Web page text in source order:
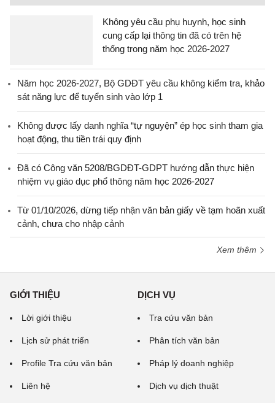
Không yêu cầu phụ huynh, học sinh
cung cấp lại thông tin đã có trên hệ
thống trong năm học 2026-2027
Năm học 2026-2027, Bộ GDĐT yêu cầu không kiểm tra, khảo
sát năng lực để tuyển sinh vào lớp 1
Không được lấy danh nghĩa “tự nguyện” ép học sinh tham gia
hoạt động, thu tiền trái quy định
Đã có Công văn 5208/BGDĐT-GDPT hướng dẫn thực hiện
nhiệm vụ giáo dục phổ thông năm học 2026-2027
Từ 01/10/2026, dừng tiếp nhận văn bản giấy về tạm hoãn xuất
cảnh, chưa cho nhập cảnh
Xem thêm
GIỚI THIỆU
Lời giới thiệu
Lịch sử phát triển
Profile Tra cứu văn bản
Liên hệ
DỊCH VỤ
Tra cứu văn bản
Phân tích văn bản
Pháp lý doanh nghiệp
Dịch vụ dịch thuật